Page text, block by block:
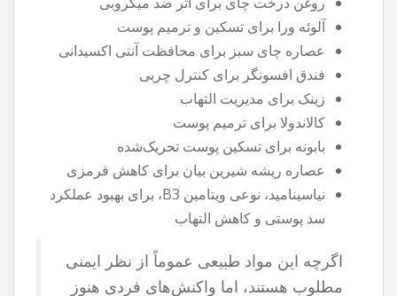
آلوئه ورا برای تسکین و ترمیم پوست
عصاره چای سبز برای محافظت آنتی اکسیدانی
فندق افسونگر برای کنترل چربی
زینک برای مدیریت التهاب
کالاندولا برای ترمیم پوست
بابونه برای تسکین پوست تحریک‌شده
عصاره ریشه شیرین بیان برای کاهش قرمزی
نیاسینامید، نوعی ویتامین B3، برای بهبود عملکرد
سد پوستی و کاهش التهاب
اگرچه این مواد طبیعی عموماً از نظر ایمنی
مطلوب هستند، اما واکنش‌های فردی هنوز